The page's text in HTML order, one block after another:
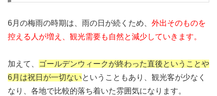
6月の梅雨の時期は、雨の日が続くため、 外出そのものを
控える人が増え、観光需要も自然と減少していきます。
加えて、
ゴールデンウィークが終わった直後ということや
6月は祝日が一切ないということもあり、観光客が少なく
なり、各地で比較的落ち着いた雰囲気になります。